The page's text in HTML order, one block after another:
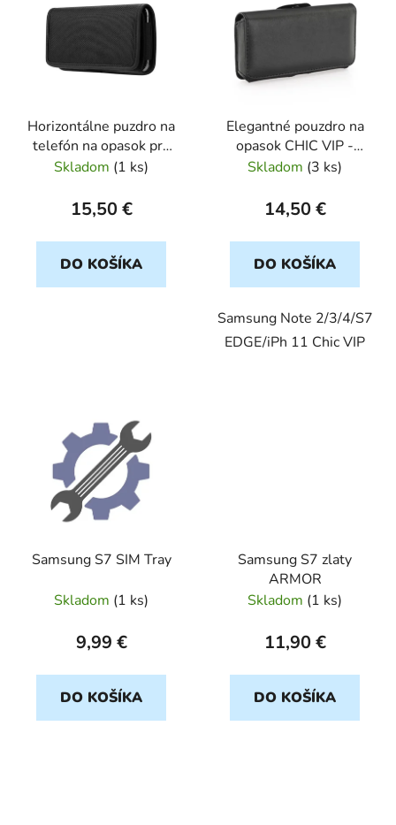
Horizontálne puzdro na
telefón na opasok pre
iPhone 11 / 11 Pro / 12
Samsung Galaxy A10 /
A41 / A50 / A51,
Huawei P30 Lite / P40 /
P8 / P9 Lite, Oxford
Skladom (1 ks)
15,50 €
DO KOŠÍKA
Elegantné pouzdro na
opasok CHIC VIP -
Model 4
Skladom (3 ks)
14,50 €
DO KOŠÍKA
Samsung Note 2/3/4/S7
EDGE/iPh 11 Chic VIP
Samsung S7 SIM Tray
Skladom (1 ks)
9,99 €
DO KOŠÍKA
Samsung S7 zlaty
ARMOR
Skladom (1 ks)
11,90 €
DO KOŠÍKA